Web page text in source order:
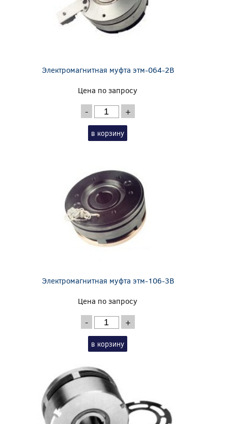
Электромагнитная муфта этм-064-2В
Цена по запросу
- +
в корзину
Электромагнитная муфта этм-106-3В
Цена по запросу
- +
в корзину